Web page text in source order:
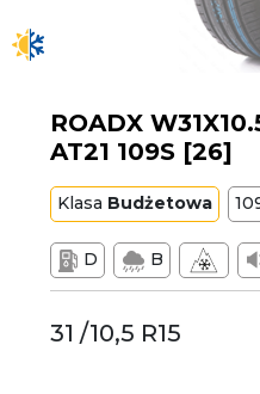
ROADX
AT21 109S [26]
Klasa Budżetowa
D B
31 /10,5 R15